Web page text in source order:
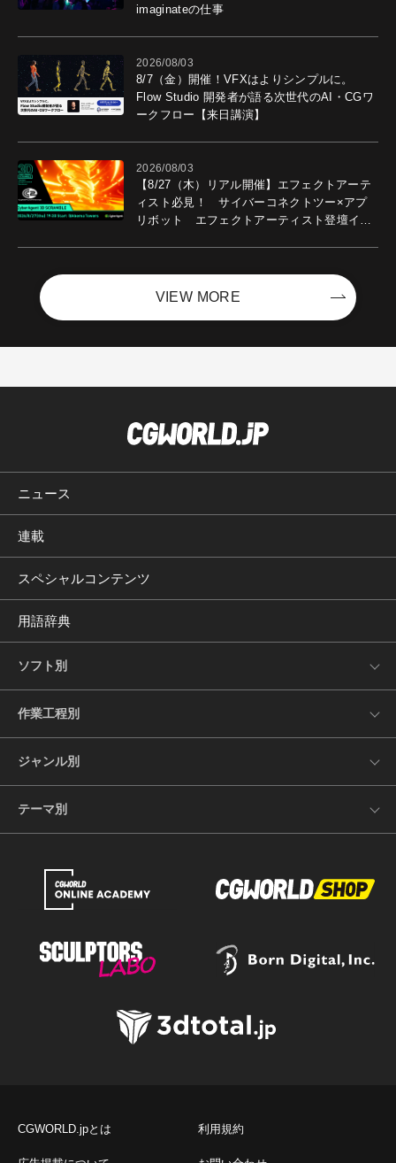
imaginateの仕事
2026/08/03
8/7（金）開催！VFXはよりシンプルに。
Flow Studio 開発者が語る次世代のAI・CGワ
ークフロー【来日講演】
2026/08/03
【8/27（木）リアル開催】エフェクトアーテ
ィスト必見！ サイバーコネクトツー×アプ
リボット エフェクトアーティスト登壇イベ
VIEW MORE
ニュース
連載
スペシャルコンテンツ
用語辞典
ソフト別
作業工程別
ジャンル別
テーマ別
CGWORLD.jpとは 利用規約